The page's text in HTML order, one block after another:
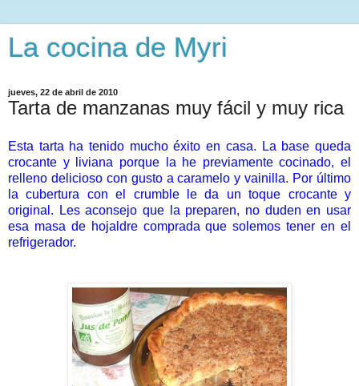
La cocina de Myri
jueves, 22 de abril de 2010
Tarta de manzanas muy fácil y muy rica
Esta tarta ha tenido mucho éxito en casa. La base queda
crocante y liviana porque la he previamente cocinado, el
relleno delicioso con gusto a caramelo y vainilla. Por último
la cubertura con el crumble le da un toque crocante y
original.
Les aconsejo que la preparen, no duden en usar
esa masa de hojaldre comprada que solemos tener en el
refrigerador.